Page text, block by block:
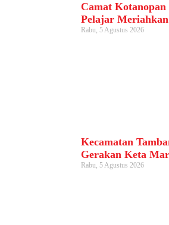
Camat
Pelajar
Rabu, 5 Agustus 2026
Kecamatan
Gerakan Keta
Rabu, 5 Agustus 2026